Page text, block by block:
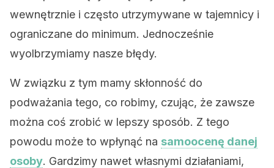
wewnętrznie i często utrzymywane w tajemnicy i
ograniczane do minimum. Jednocześnie
wyolbrzymiamy nasze błędy.
W związku z tym mamy skłonność do
podważania tego, co robimy, czując, że zawsze
można coś zrobić w lepszy sposób. Z tego
powodu może to wpłynąć na samoocenę danej
osoby. Gardzimy nawet własnymi działaniami,